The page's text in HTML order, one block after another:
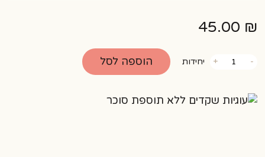
45.00 ₪
-של
תוספת
סוכר
+ יחידות הוספה לסל